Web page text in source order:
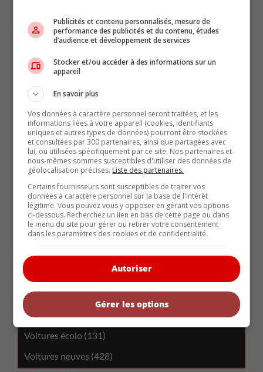
portefeuille de John Scotti Leasing
Actualités (5867)
Biographie (21)
Coin-conseil (107)
Comparatifs (26)
Éditorial (126)
L'auto dans la pub d'ici (8)
Marques du monde (65)
Non classé (7)
Nos bancs d'essais (381)
Éphémérides (404)
Voitures classique (182)
Voitures écolo (131)
Voitures neuves (428)
Publicités et contenu personnalisés, mesure de
performance des publicités et du contenu, études
d’audience et développement de services
Stocker et/ou accéder à des informations sur un
appareil
En savoir plus
Vos données à caractère personnel seront traitées, et les
informations liées à votre appareil (cookies, identifiants
uniques et autres types de données) pourront être stockées
et consultées par 300 partenaires, ainsi que partagées avec
lui, ou utilisées spécifiquement par ce site. Nos partenaires et
nous-mêmes sommes susceptibles d'utiliser des données de
géolocalisation précises. Liste des partenaires.
Certains fournisseurs sont susceptibles de traiter vos
données à caractère personnel sur la base de l'intérêt
légitime. Vous pouvez vous y opposer en gérant vos options
ci-dessous. Recherchez un lien en bas de cette page ou dans
le menu du site pour gérer ou retirer votre consentement
dans les paramètres des cookies et de confidentialité.
Autoriser
Gérer les options